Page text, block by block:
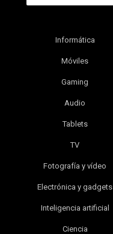
Informática
Móviles
Gaming
Audio
Tablets
TV
Fotografía y vídeo
Electrónica y gadgets
Inteligencia artificial
Ciencia